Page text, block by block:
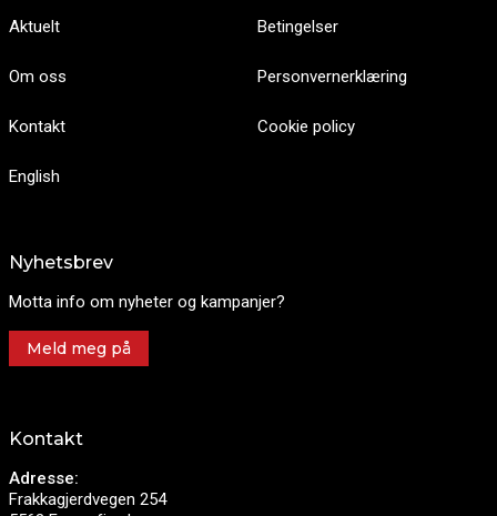
Aktuelt
Om oss
Kontakt
English
Betingelser
Personvernerklæring
Cookie policy
Nyhetsbrev
Motta info om nyheter og kampanjer?
Meld meg på
Kontakt
Adresse:
Frakkagjerdvegen 254